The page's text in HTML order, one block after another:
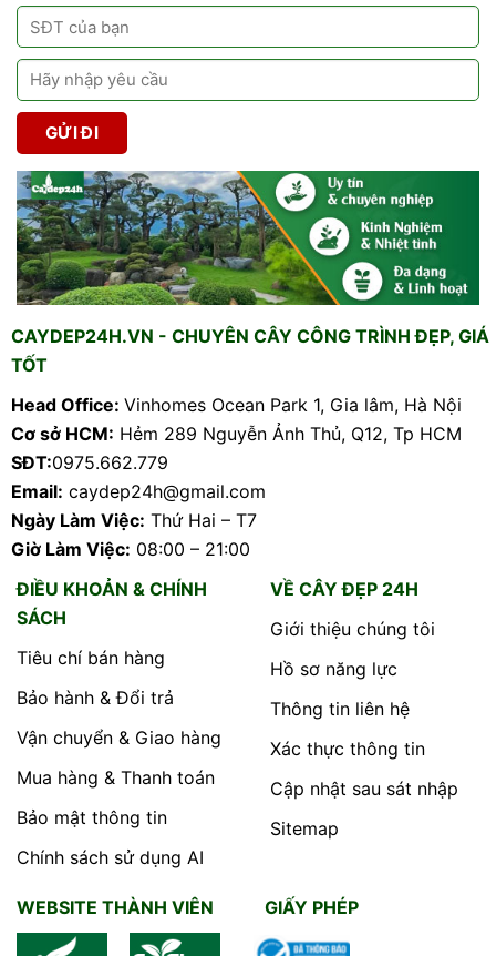
CAYDEP24H.VN - CHUYÊN CÂY CÔNG TRÌNH ĐẸP, GIÁ
TỐT
Head Office: Vinhomes Ocean Park 1, Gia lâm, Hà Nội
Cơ sở HCM: Hẻm 289 Nguyễn Ảnh Thủ, Q12, Tp HCM
SĐT:0975.662.779
Email: caydep24h@gmail.com
Ngày Làm Việc: Thứ Hai – T7
Giờ Làm Việc: 08:00 – 21:00
ĐIỀU KHOẢN & CHÍNH
SÁCH
Tiêu chí bán hàng
Bảo hành & Đổi trả
Vận chuyển & Giao hàng
Mua hàng & Thanh toán
Bảo mật thông tin
Chính sách sử dụng AI
VỀ CÂY ĐẸP 24H
Giới thiệu chúng tôi
Hồ sơ năng lực
Thông tin liên hệ
Xác thực thông tin
Cập nhật sau sát nhập
Sitemap
WEBSITE THÀNH VIÊN GIẤY PHÉP